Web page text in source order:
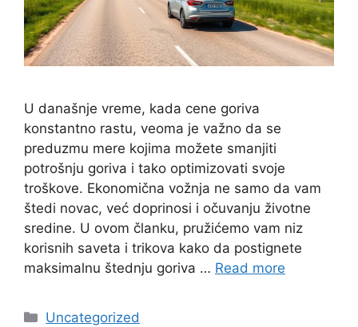
U današnje vreme, kada cene goriva
konstantno rastu, veoma je važno da se
preduzmu mere kojima možete smanjiti
potrošnju goriva i tako optimizovati svoje
troškove. Ekonomična vožnja ne samo da vam
štedi novac, već doprinosi i očuvanju životne
sredine. U ovom članku, pružićemo vam niz
korisnih saveta i trikova kako da postignete
maksimalnu štednju goriva … Read more
Categories
Uncategorized